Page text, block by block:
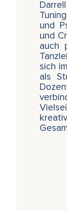
und
und
auch
sich
als